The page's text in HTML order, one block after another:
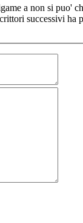
a non si puo'
successivi